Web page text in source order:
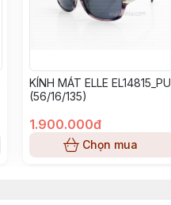
KÍNH MÁT ELLE EL14815_PU
(56/16/135)
1.900.000đ
Chọn mua